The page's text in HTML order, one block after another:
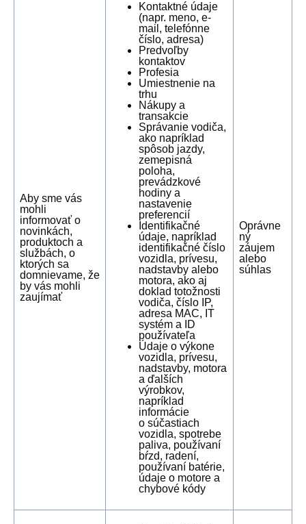
Aby sme vás
mohli
informovať o
novinkách,
produktoch a
službách, o
ktorých sa
domnievame, že
by vás mohli
zaujímať
Kontaktné údaje
(napr. meno, e-
mail, telefónne
číslo, adresa)
Predvoľby
kontaktov
Profesia
Umiestnenie na
trhu
Nákupy a
transakcie
Správanie vodiča,
ako napríklad
spôsob jazdy,
zemepisná
poloha,
prevádzkové
hodiny a
nastavenie
preferencií
Identifikačné
údaje, napríklad
identifikačné číslo
vozidla, prívesu,
nadstavby alebo
motora, ako aj
doklad totožnosti
vodiča, číslo IP,
adresa MAC, IT
systém a ID
používateľa
Údaje o výkone
vozidla, prívesu,
nadstavby, motora
a ďalších
výrobkov,
napríklad
informácie
o súčastiach
vozidla, spotrebe
paliva, používaní
bŕzd, radení,
používaní batérie,
údaje o motore a
chybové kódy
Oprávne
ný
záujem
alebo
súhlas